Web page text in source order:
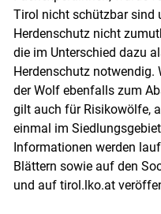
Tirol nicht schützbar sind
Herdenschutz nicht
die im Unterschied dazu
Herdenschutz notwendig.
der Wolf ebenfalls zum
gilt auch für Risikowölfe,
einmal im
Informationen werden
Blättern sowie auf den
und auf tirol.lko.at